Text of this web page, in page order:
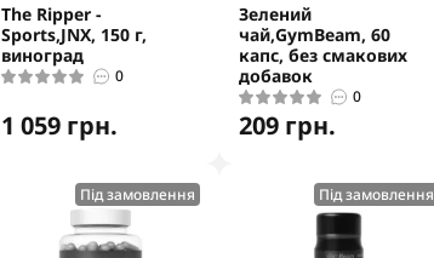
The Ripper -
Sports,JNX, 150 г,
виноград
0
1 059 грн.
Зелений
чай,GymBeam, 60
капс, без смакових
добавок
0
209 грн.
Під замовлення Під замовлення